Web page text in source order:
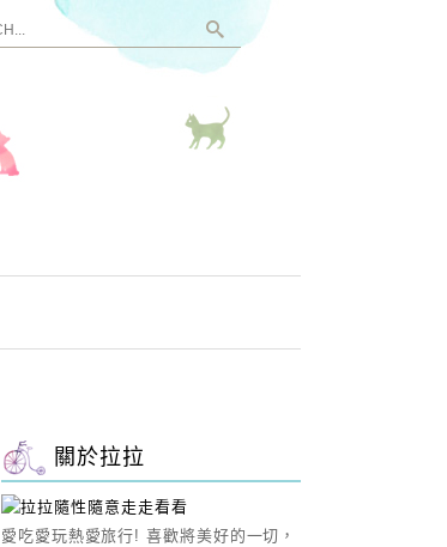
關於拉拉
愛吃愛玩熱愛旅行! 喜歡將美好的一切，